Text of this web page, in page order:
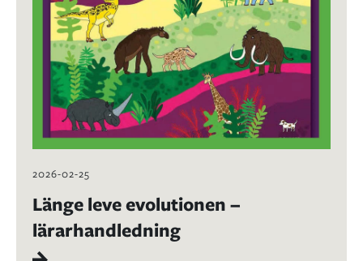
2026-02-25
Länge leve evolutionen –
lärarhandledning